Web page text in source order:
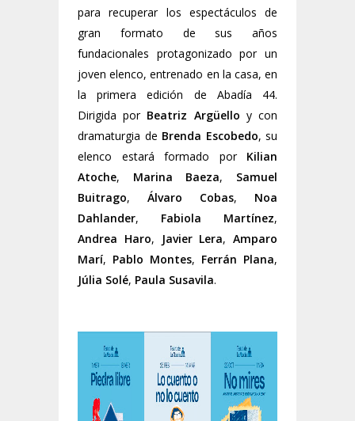
para recuperar los espectáculos de
gran formato de sus años
fundacionales protagonizado por un
joven elenco, entrenado en la casa, en
la primera edición de Abadía 44.
Dirigida por Beatriz Argüello y con
dramaturgia de Brenda Escobedo, su
elenco estará formado por Kilian
Atoche, Marina Baeza, Samuel
Buitrago, Álvaro Cobas, Noa
Dahlander, Fabiola Martínez,
Andrea Haro, Javier Lera, Amparo
Marí, Pablo Montes, Ferrán Plana,
Júlia Solé, Paula Susavila.